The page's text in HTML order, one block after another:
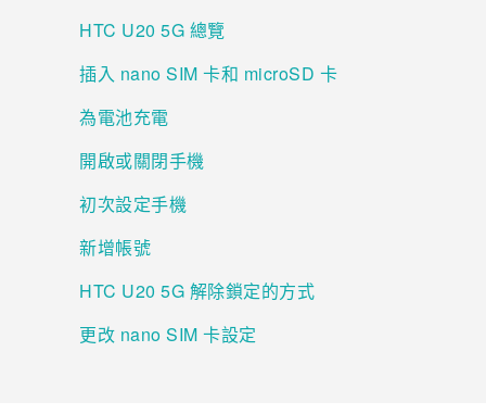
優惠專區
焦點訊息
銷售門市
銷售通路
支援服務
VIVELAND
HTC U20 5G 總覽
插入 nano SIM 卡和 microSD 卡
為電池充電
開啟或關閉手機
初次設定手機
新增帳號
HTC U20 5G 解除鎖定的方式
更改 nano SIM 卡設定